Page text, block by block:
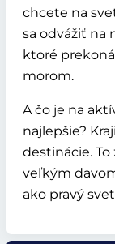
chcete na
sa odvážiť na
ktoré
morom.
A čo je na
najlepšie?
destinácie.
veľkým
ako pravý